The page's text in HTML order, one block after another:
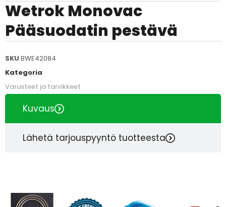
Wetrok Monovac
Pääsuodatin pestävä
SKU BWE42084
Kategoria
Varusteet ja tarvikkeet
Kuvaus
Lähetä tarjouspyyntö tuotteesta